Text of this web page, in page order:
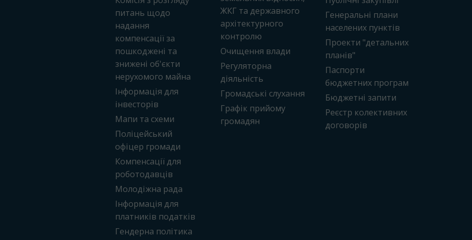
питань щодо
надання
компенсації за
пошкоджені та
знижені об'єкти
нерухомого майна
Інформація для
інвесторів
Мапи та схеми
Поліцейський
офіцер громади
Компенсації для
роботодавців
Молодіжна рада
Інформація для
платників податків
Гендерна політика
ЖКГ та державного
архітектурного
контролю
Очищення влади
Регуляторна
діяльність
Громадські слухання
Графік прийому
громадян
Генеральні плани
населених пунктів
Проекти "детальних
планів"
Паспорти
бюджетних програм
Бюджетні запити
Реєстр колективних
договорів